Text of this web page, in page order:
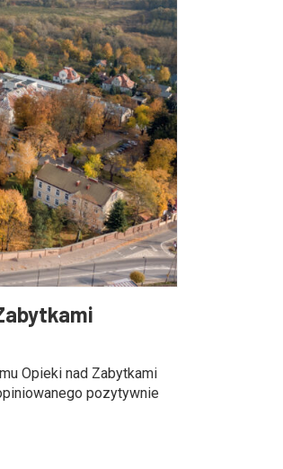
Opieki nad Zabytkami
pozytywnie